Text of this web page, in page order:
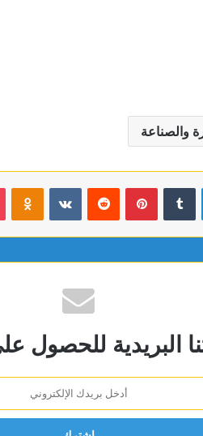
والصناعة
لينكدإن بينتيريست
البريدية للحصول